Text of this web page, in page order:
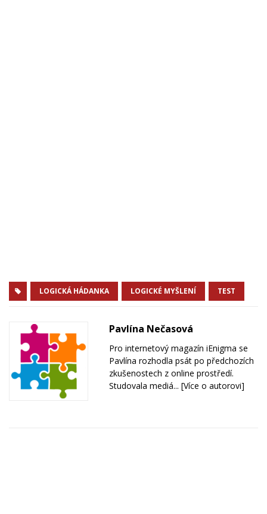
LOGICKÁ HÁDANKA LOGICKÉ MYŠLENÍ TEST
Pavlína Nečasová
Pro internetový magazín iEnigma se
Pavlína rozhodla psát po předchozích
zkušenostech z online prostředí.
Studovala mediá... [Více o autorovi]